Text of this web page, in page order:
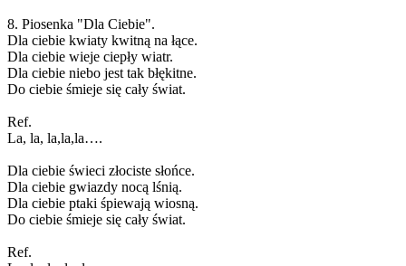
8. Piosenka "Dla Ciebie".
Dla ciebie kwiaty kwitną na łące.
Dla ciebie wieje ciepły wiatr.
Dla ciebie niebo jest tak błękitne.
Do ciebie śmieje się cały świat.
Ref.
La, la, la,la,la….
Dla ciebie świeci złociste słońce.
Dla ciebie gwiazdy nocą lśnią.
Dla ciebie ptaki śpiewają wiosną.
Do ciebie śmieje się cały świat.
Ref.